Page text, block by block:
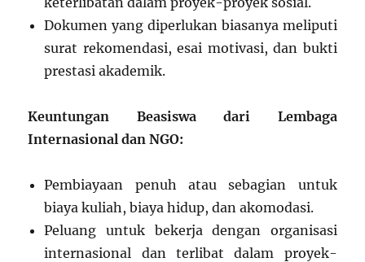
Dokumen yang diperlukan biasanya meliputi
surat rekomendasi, esai motivasi, dan bukti
prestasi akademik.
Keuntungan Beasiswa dari Lembaga
Internasional dan NGO:
Pembiayaan penuh atau sebagian untuk
biaya kuliah, biaya hidup, dan akomodasi.
Peluang untuk bekerja dengan organisasi
internasional dan terlibat dalam proyek-